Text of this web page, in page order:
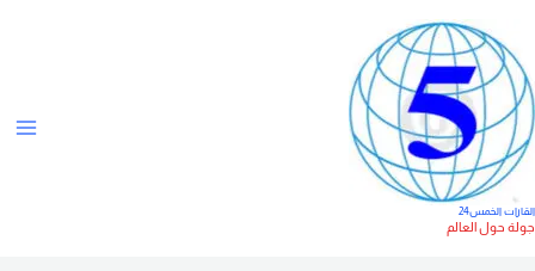
الخمس24
حول العالم
ص
ف
ا